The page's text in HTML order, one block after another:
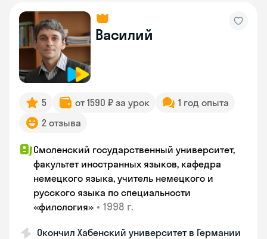
Василий
5 от 1590 ₽ за урок
1 год опыта
2 отзыва
Смоленский государственный университет,
факультет иностранных языков, кафедра
немецкого языка, учитель немецкого и
русского языка по специальности
«филология» • 1998 г.
Окончил Хабенский университет в Германии